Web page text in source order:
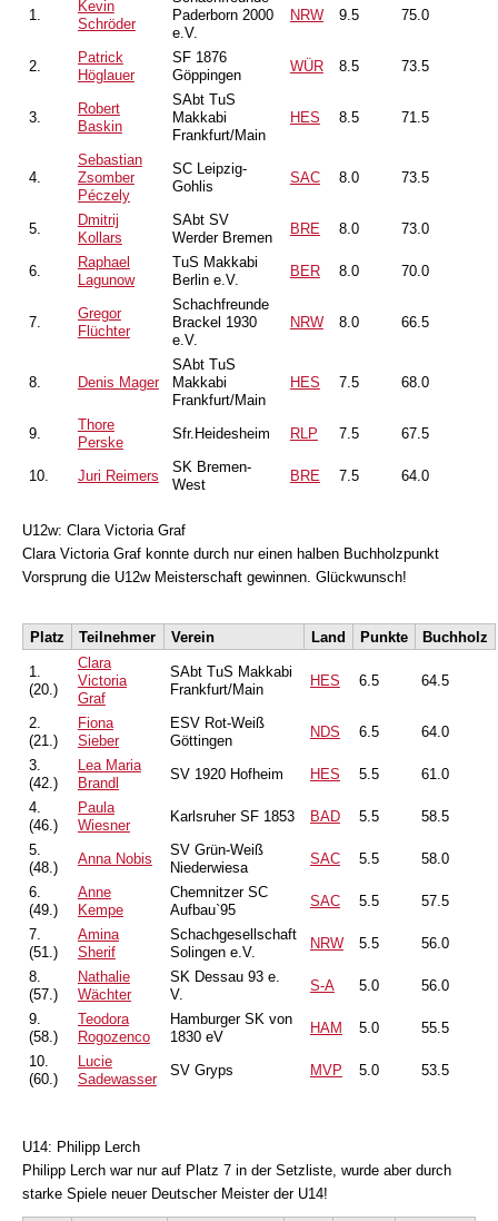
1.
Kevin
Schröder
Paderborn 2000
e.V.
NRW 9.5 75.0
2.
Patrick
Höglauer
SF 1876
Göppingen
WÜR 8.5 73.5
3.
Robert
Baskin
SAbt TuS
Makkabi
Frankfurt/Main
HES 8.5 71.5
4.
Sebastian
Zsomber
Péczely
SC Leipzig-
Gohlis
SAC 8.0 73.5
5.
Dmitrij
Kollars
SAbt SV
Werder Bremen
BRE 8.0 73.0
6.
Raphael
Lagunow
TuS Makkabi
Berlin e.V.
BER 8.0 70.0
7.
Gregor
Flüchter
Schachfreunde
Brackel 1930
e.V.
NRW 8.0 66.5
8. Denis Mager
SAbt TuS
Makkabi
Frankfurt/Main
HES 7.5 68.0
9.
Thore
Perske
Sfr.Heidesheim RLP 7.5 67.5
10. Juri Reimers
SK Bremen-
West
BRE 7.5 64.0
U12w: Clara Victoria Graf
Clara Victoria Graf konnte durch nur einen halben Buchholzpunkt
Vorsprung die U12w Meisterschaft gewinnen. Glückwunsch!
Platz Teilnehmer Verein Land Punkte Buchholz
1.
(20.)
Clara
Victoria
Graf
SAbt TuS Makkabi
Frankfurt/Main
HES 6.5 64.5
2.
(21.)
Fiona
Sieber
ESV Rot-Weiß
Göttingen
NDS 6.5
64.0
3.
(42.)
Lea Maria
Brandl
SV 1920 Hofheim HES 5.5
61.0
4.
(46.)
Paula
Wiesner
Karlsruher SF 1853 BAD 5.5
58.5
5.
(48.)
Anna Nobis
SV Grün-Weiß
Niederwiesa
SAC 5.5
58.0
6.
(49.)
Anne
Kempe
Chemnitzer SC
Aufbau`95
SAC 5.5
57.5
7.
(51.)
Amina
Sherif
Schachgesellschaft
Solingen e.V.
NRW 5.5
56.0
8.
(57.)
Nathalie
Wächter
SK Dessau 93 e.
V.
S-A 5.0
56.0
9.
(58.)
Teodora
Rogozenco
Hamburger SK von
1830 eV
HAM 5.0
55.5
10.
(60.)
Lucie
Sadewasser
SV Gryps MVP 5.0 53.5
U14: Philipp Lerch
Philipp Lerch war nur auf Platz 7 in der Setzliste, wurde aber durch
starke Spiele neuer Deutscher Meister der U14!